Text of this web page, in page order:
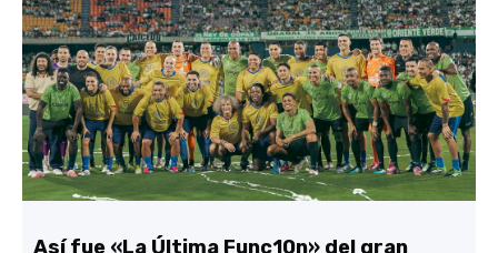
Así fue «La Última Func10n» del gran